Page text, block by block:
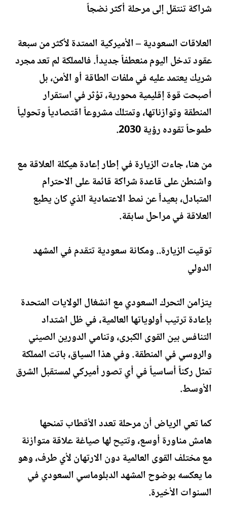
شراكة تنتقل إلى مرحلة أكثر نضجاً
العلاقات السعودية – الأميركية الممتدة لأكثر من سبعة
عقود تدخل اليوم منعطفاً جديداً. فالمملكة لم تعد مجرد
شريك يعتمد عليه في ملفات الطاقة أو الأمن، بل
أصبحت قوة إقليمية محورية، تؤثر في استقرار
المنطقة وتوازناتها، وتمتلك مشروعاً اقتصادياً وتحولياً
طموحاً تقوده رؤية 2030.
من هنا، جاءت الزيارة في إطار إعادة هيكلة العلاقة مع
واشنطن على قاعدة شراكة قائمة على الاحترام
المتبادل، بعيداً عن نمط الاعتمادية الذي كان يطبع
العلاقة في مراحل سابقة.
توقيت الزيارة.. ومكانة سعودية تتقدم في المشهد
الدولي
يتزامن التحرك السعودي مع انشغال الولايات المتحدة
بإعادة ترتيب أولوياتها العالمية، في ظل اشتداد
التنافس بين القوى الكبرى، وتنامي الدورين الصيني
والروسي في المنطقة. وفي هذا السياق، باتت المملكة
تمثل ركناً أساسياً في أي تصور أميركي لمستقبل الشرق
الأوسط.
كما تعي الرياض أن مرحلة تعدد الأقطاب تمنحها
هامش مناورة أوسع، وتتيح لها صياغة علاقة متوازنة
مع مختلف القوى العالمية دون الارتهان لأي طرف، وهو
ما يعكسه بوضوح المشهد الدبلوماسي السعودي في
السنوات الأخيرة.